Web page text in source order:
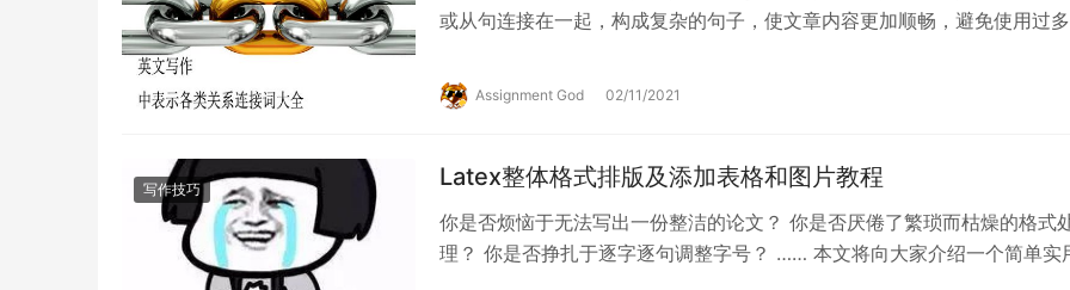
或从句连接在一起，构成复杂的句子，使文章内容更加顺畅，避免使用过
Assignment God 02/11/2021
写作技巧 Latex整体格式排版及添加表格和图片教程
你是否烦恼于无法写出一份整洁的论文？ 你是否厌倦了繁琐而枯燥的格式
理？ 你是否挣扎于逐字逐句调整字号？ …… 本文将向大家介绍一个简单实